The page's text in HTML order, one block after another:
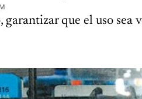
garantizar que el uso